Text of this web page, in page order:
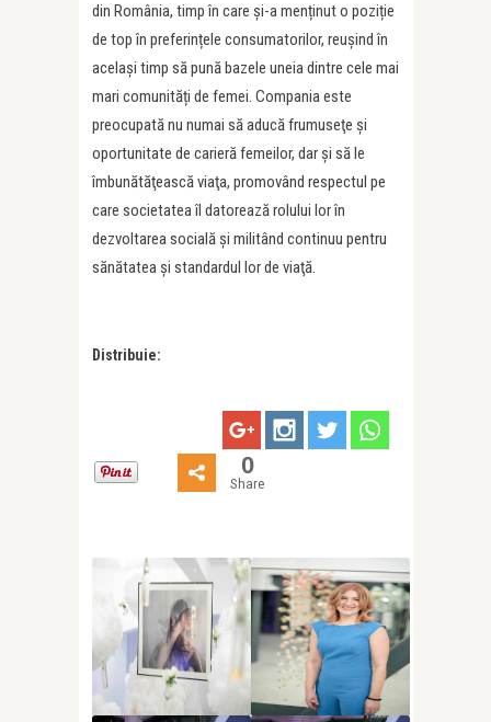
din România, timp în care și-a menținut o poziție
de top în preferințele consumatorilor, reușind în
același timp să pună bazele uneia dintre cele mai
mari comunități de femei. Compania este
preocupată nu numai să aducă frumuseţe şi
oportunitate de carieră femeilor, dar şi să le
îmbunătăţească viaţa, promovând respectul pe
care societatea îl datorează rolului lor în
dezvoltarea socială şi militând continuu pentru
sănătatea şi standardul lor de viaţă.
Distribuie:
0
Share